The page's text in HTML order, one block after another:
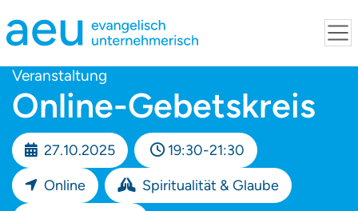
Veranstaltung
Online-Gebetskreis
27.10.2025
19:30-21:30
Online
Spiritualität & Glaube